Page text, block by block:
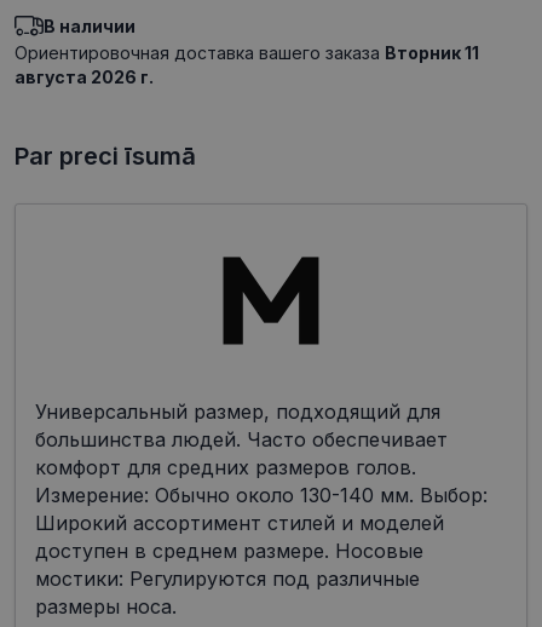
В наличии
Ориентировочная доставка вашего заказа Вторник 11
августа 2026 г.
Par preci īsumā
Универсальный размер, подходящий для
большинства людей. Часто обеспечивает
комфорт для средних размеров голов.
Измерение: Обычно около 130-140 мм. Выбор:
Широкий ассортимент стилей и моделей
доступен в среднем размере. Носовые
мостики: Регулируются под различные
размеры носа.